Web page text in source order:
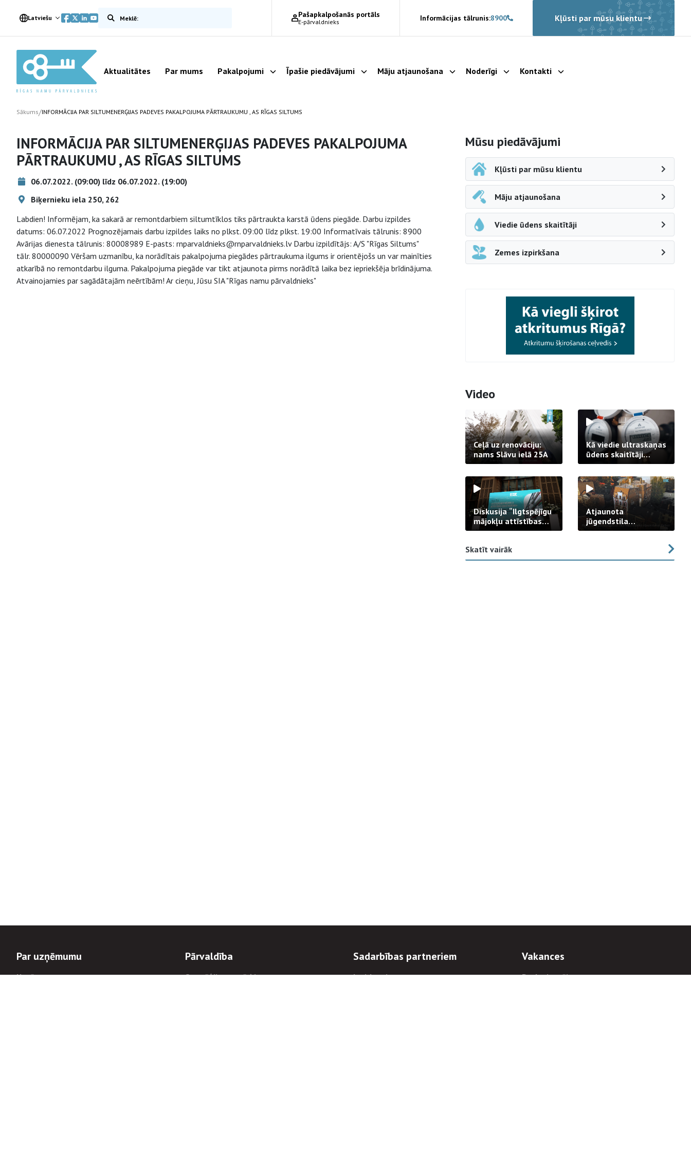
Latviešu Meklēt vietnē Pašapkalpošanās portāls
E-pārvaldnieks Informācijas tālrunis:8900 Kļūsti par mūsu klientu
Aktualitātes Par mums Pakalpojumi Parādīt apakšizvēlni
Īpašie piedāvājumi Parādīt apakšizvēlni
Māju atjaunošana Parādīt apakšizvēlni
Noderīgi Parādīt apakšizvēlni
Kontakti Parādīt apakšizvēlni
Sākums/INFORMĀCIJA PAR SILTUMENERĢIJAS PADEVES PAKALPOJUMA PĀRTRAUKUMU , AS RĪGAS SILTUMS
INFORMĀCIJA PAR SILTUMENERĢIJAS PADEVES PAKALPOJUMA
PĀRTRAUKUMU , AS RĪGAS SILTUMS
06.07.2022. (09:00) līdz 06.07.2022. (19:00)
Biķernieku iela 250, 262
Labdien! Informējam, ka sakarā ar remontdarbiem siltumtīklos tiks pārtraukta karstā ūdens piegāde. Darbu izpildes
datums: 06.07.2022 Prognozējamais darbu izpildes laiks no plkst. 09:00 līdz plkst. 19:00 Informatīvais tālrunis: 8900
Avārijas dienesta tālrunis: 80008989 E-pasts: rnparvaldnieks@rnparvaldnieks.lv Darbu izpildītājs: A/S "Rīgas Siltums"
tālr. 80000090 Vēršam uzmanību, ka norādītais pakalpojuma piegādes pārtraukuma ilgums ir orientējošs un var mainīties
atkarībā no remontdarbu ilguma. Pakalpojuma piegāde var tikt atjaunota pirms norādītā laika bez iepriekšēja brīdinājuma.
Atvainojamies par sagādātajām neērtībām! Ar cieņu, Jūsu SIA "Rīgas namu pārvaldnieks"
Sāna navigācija
Mūsu piedāvājumi
Kļūsti par mūsu klientu
Māju atjaunošana
Viedie ūdens skaitītāji
Zemes izpirkšana
Video
Ceļā uz renovāciju:
nams Slāvu ielā 25A
Kā viedie ultraskaņas
ūdens skaitītāji
strādā praksē
Diskusija “Ilgtspējīgu
mājokļu attīstības
izaicinājums”
Atjaunota
jūgendstila
arhitektūras pērles
Skatīt vairāk
Par uzņēmumu
Uzņēmums
Pārvaldība
Stratēģija un mērķi
Sadarbības partneriem
Iepirkumi
Vakances
Darba iespējas